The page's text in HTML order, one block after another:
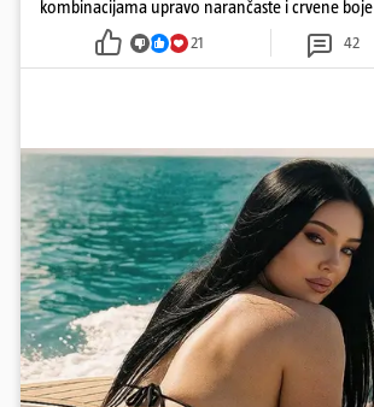
kombinacijama upravo narančaste i crvene boje
21 42